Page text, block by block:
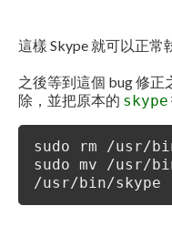
這樣 Skype 就可以正常
之後等到這個 bug 修
除，並把原本的 skype
sudo rm /usr/
sudo mv /usr/
/usr/bin/skype